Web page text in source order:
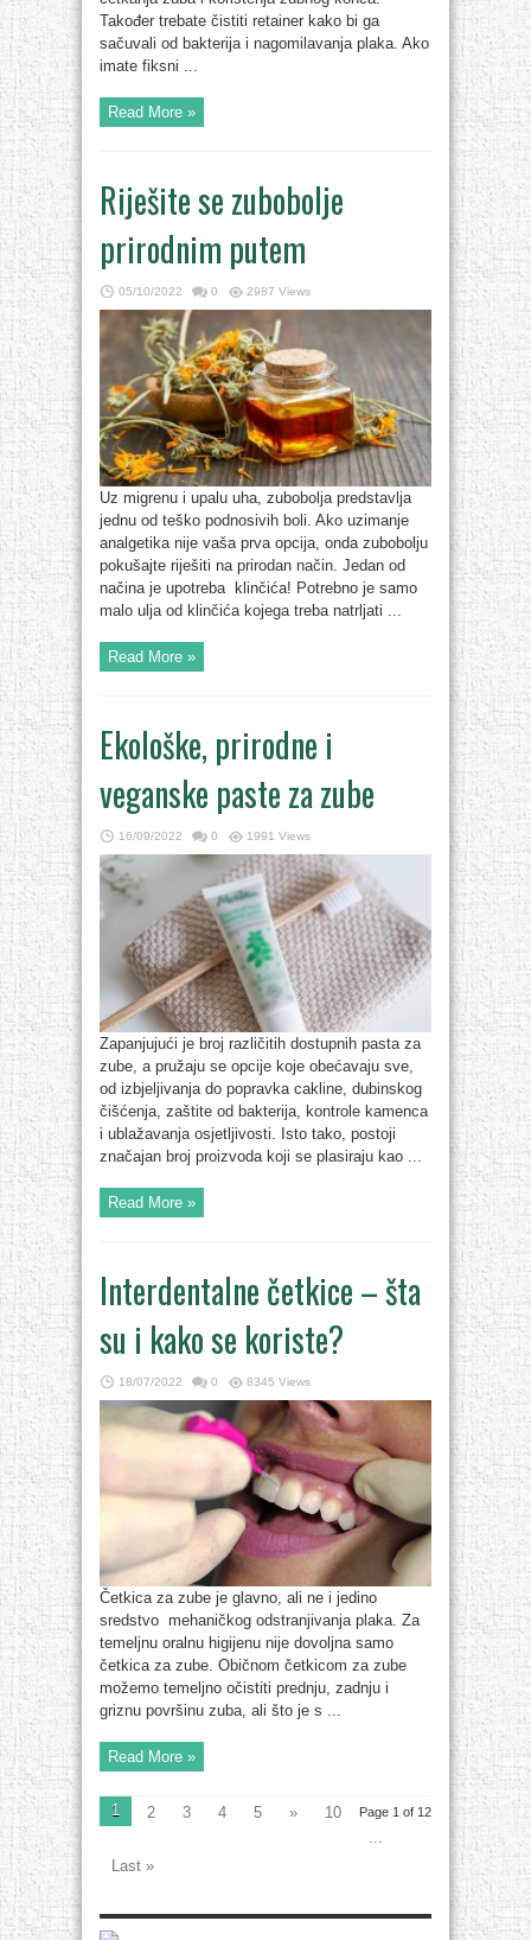
Također trebate čistiti retainer kako bi ga
sačuvali od bakterija i nagomilavanja plaka. Ako
imate fiksni ...
Read More »
Riješite se zubobolje
prirodnim putem
05/10/2022 0 2987 Views
Uz migrenu i upalu uha, zubobolja predstavlja
jednu od teško podnosivih boli. Ako uzimanje
analgetika nije vaša prva opcija, onda zubobolju
pokušajte riješiti na prirodan način. Jedan od
načina je upotreba klinčića! Potrebno je samo
malo ulja od klinčića kojega treba natrljati ...
Read More »
Ekološke, prirodne i
veganske paste za zube
16/09/2022 0 1991 Views
Zapanjujući je broj različitih dostupnih pasta za
zube, a pružaju se opcije koje obećavaju sve,
od izbjeljivanja do popravka cakline, dubinskog
čišćenja, zaštite od bakterija, kontrole kamenca
i ublažavanja osjetljivosti. Isto tako, postoji
značajan broj proizvoda koji se plasiraju kao ...
Read More »
Interdentalne četkice – šta
su i kako se koriste?
18/07/2022 0 8345 Views
Četkica za zube je glavno, ali ne i jedino
sredstvo mehaničkog odstranjivanja plaka. Za
temeljnu oralnu higijenu nije dovoljna samo
četkica za zube. Običnom četkicom za zube
možemo temeljno očistiti prednju, zadnju i
griznu površinu zuba, ali što je s ...
Read More »
Page 1 of 12
1 2 3 4 5 »
10
...
Last »